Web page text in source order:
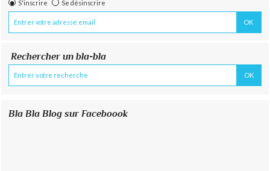
S'inscrire Se désinscrire
Rechercher un bla-bla
Bla Bla Blog sur Faceboook